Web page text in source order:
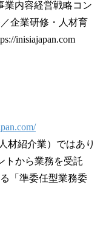
業内容経営戦略コン
企業研修・人材育
inisiajapan.com
材紹介業）ではあり
トから業務を受託
「準委任型業務委